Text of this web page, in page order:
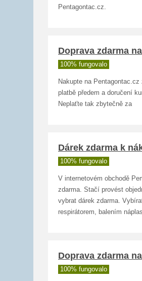
Pentagontac.cz.
Doprava zdarma
100% fungovalo
Nakupte na
platbě předem a doručení
Neplaťte tak zbytečně za
Dárek zdarma k
100% fungovalo
V internetovém obchodě
zdarma. Stačí provést
vybrat dárek zdarma.
respirátorem, balením
Doprava zdarma
100% fungovalo